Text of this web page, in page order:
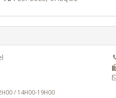
/ 14H00-19H00